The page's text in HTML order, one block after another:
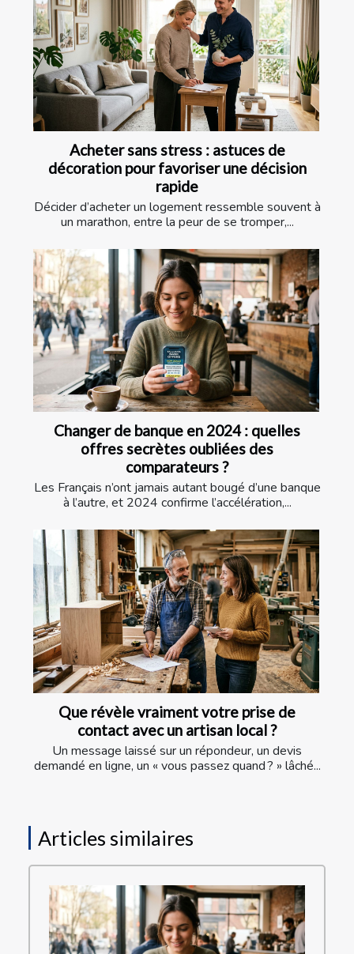
Acheter sans stress : astuces de
décoration pour favoriser une décision
rapide
Décider d’acheter un logement ressemble souvent à
un marathon, entre la peur de se tromper,...
Changer de banque en 2024 : quelles
offres secrètes oubliées des
comparateurs ?
Les Français n’ont jamais autant bougé d’une banque
à l’autre, et 2024 confirme l’accélération,...
Que révèle vraiment votre prise de
contact avec un artisan local ?
Un message laissé sur un répondeur, un devis
demandé en ligne, un « vous passez quand ? » lâché...
Articles similaires